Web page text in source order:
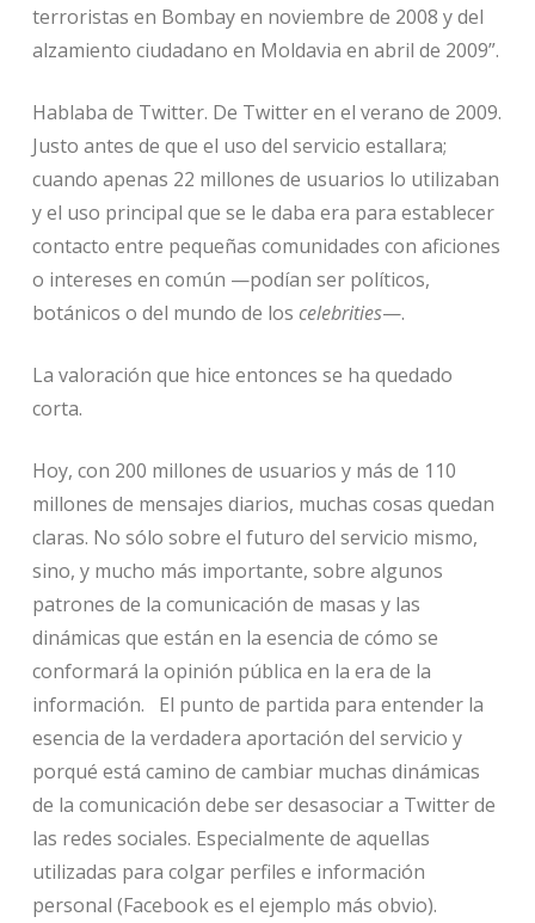
terroristas en Bombay en noviembre de 2008 y del
alzamiento ciudadano en Moldavia en abril de 2009”.
Hablaba de Twitter. De Twitter en el verano de 2009.
Justo antes de que el uso del servicio estallara;
cuando apenas 22 millones de usuarios lo utilizaban
y el uso principal que se le daba era para establecer
contacto entre pequeñas comunidades con aficiones
o intereses en común —podían ser políticos,
botánicos o del mundo de los celebrities—.
La valoración que hice entonces se ha quedado
corta.
Hoy, con 200 millones de usuarios y más de 110
millones de mensajes diarios, muchas cosas quedan
claras. No sólo sobre el futuro del servicio mismo,
sino, y mucho más importante, sobre algunos
patrones de la comunicación de masas y las
dinámicas que están en la esencia de cómo se
conformará la opinión pública en la era de la
información. El punto de partida para entender la
esencia de la verdadera aportación del servicio y
porqué está camino de cambiar muchas dinámicas
de la comunicación debe ser desasociar a Twitter de
las redes sociales. Especialmente de aquellas
utilizadas para colgar perfiles e información
personal (Facebook es el ejemplo más obvio).